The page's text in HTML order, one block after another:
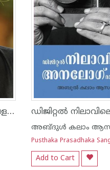
ഉറുമ്പുകൾക്ക് ഒളിത്താവളങ്ങൾ വേണ്ട
അബ്ദുൾ കലാം
Pusthaka Prasadhaka
Add to Cart